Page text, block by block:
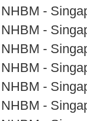
-
-
-
-
-
-